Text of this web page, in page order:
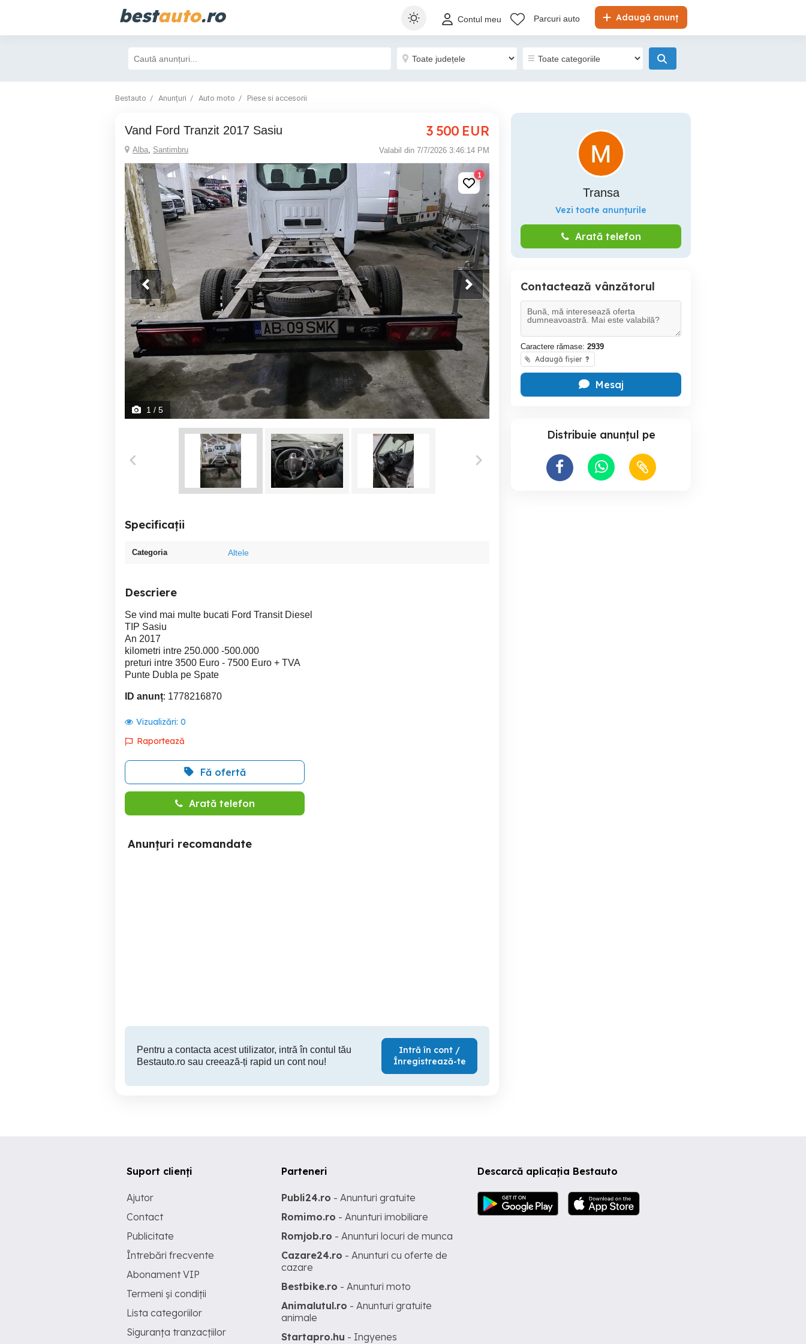
bestauto.ro Adaugă anunț
Contul meu Parcuri auto
Bestauto Anunțuri Auto moto Piese si accesorii
Vand Ford Tranzit 2017 Sasiu 3 500 EUR
Alba, Santimbru Valabil din 7/7/2026 3:46:14 PM
1
1 / 5
Specificații
Categoria Altele
Descriere
Se vind mai multe bucati Ford Transit Diesel
TIP Sasiu
An 2017
kilometri intre 250.000 -500.000
preturi intre 3500 Euro - 7500 Euro + TVA
Punte Dubla pe Spate
ID anunț: 1778216870
Vizualizări: 0
Raportează
Fă ofertă
Arată telefon
Anunțuri recomandate
Pentru a contacta acest utilizator, intră în contul tău
Bestauto.ro sau creează-ți rapid un cont nou!
Intră în cont /
Înregistrează-te
Transa
Vezi toate anunțurile
Arată telefon
Contactează vânzătorul
Caractere rămase: 2939
Adaugă fișier ?
Mesaj
Distribuie anunțul pe
Descarcă aplicația Bestauto
Suport clienți
Ajutor
Contact
Publicitate
Întrebări frecvente
Abonament VIP
Termeni și condiții
Lista categoriilor
Siguranța tranzacțiilor
Parteneri
Publi24.ro - Anunturi gratuite
Romimo.ro - Anunturi imobiliare
Romjob.ro - Anunturi locuri de munca
Cazare24.ro - Anunturi cu oferte de
cazare
Bestbike.ro - Anunturi moto
Animalutul.ro - Anunturi gratuite
animale
Startapro.hu - Ingyenes